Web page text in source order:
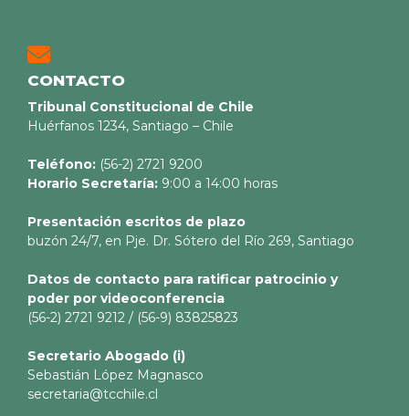
CONTACTO
Tribunal Constitucional de Chile
Huérfanos 1234, Santiago – Chile
Teléfono: (56-2) 2721 9200
Horario Secretaría: 9:00 a 14:00 horas
Presentación escritos de plazo
buzón 24/7, en Pje. Dr. Sótero del Río 269, Santiago
Datos de contacto para ratificar patrocinio y
poder por videoconferencia
(56-2) 2721 9212 / (56-9) 83825823
Secretario Abogado (i)
Sebastián López Magnasco
secretaria@tcchile.cl